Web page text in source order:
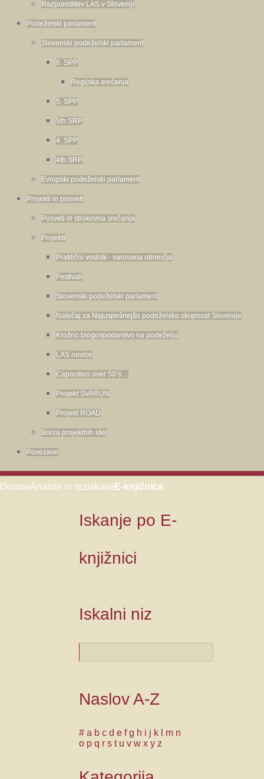
Razporeditev LAS v Sloveniji
Podeželski parlament
Slovenski podeželski parlament
6. SPP
Regijska srečanja
5. SPP
5th SRP
4. SPP
4th SRP
Evropski podeželski parlament
Projekti in posveti
Posveti in strokovna srečanja
Projekti
Praktični vodnik - varovana območja
Festivali
Slovenski podeželski parlament
Natečaj za Najuspešnejšo podeželsko skupnost Slovenije
Krožno biogospodarstvo na podeželju
LAS novice
Capacities over 50’s ...
Projekt SVARUN
Projekt ROAD
Borza projektnih idej
Povezave
DomovAnalize in raziskave E-knjižnica
Iskanje po E-
knjižnici
Iskalni niz
Naslov A-Z
# a b c d e f g h i j k m n
o p q r s t u v w x y z